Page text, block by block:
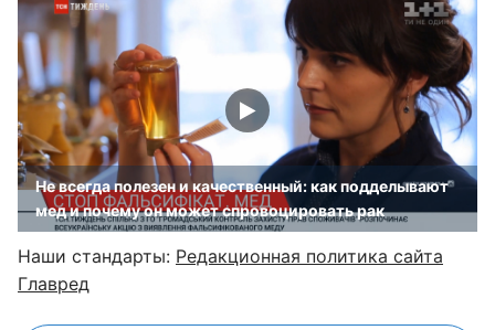
Не всегда полезен и качественный: как подделывают
мед и почему он может спровоцировать рак
Наши стандарты: Редакционная политика сайта
Главред